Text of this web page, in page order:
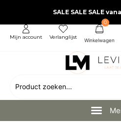
SALE SALE SALE
Mijn account Verlanglijst
0